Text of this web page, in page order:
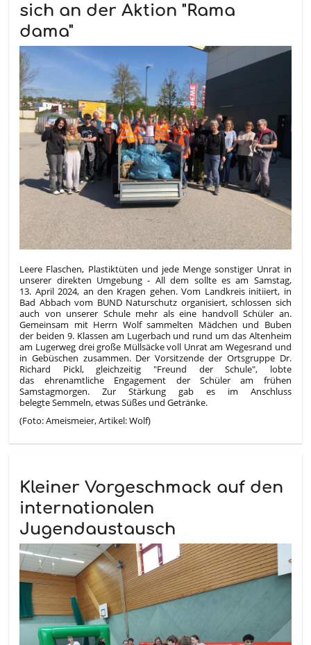
sich an der Aktion "Rama
dama"
Leere Flaschen, Plastiktüten und jede Menge sonstiger Unrat in
unserer direkten Umgebung - All dem sollte es am Samstag,
13. April 2024, an den Kragen gehen. Vom Landkreis initiiert, in
Bad Abbach vom BUND Naturschutz organisiert, schlossen sich
auch von unserer Schule mehr als eine handvoll Schüler an.
Gemeinsam mit Herrn Wolf sammelten Mädchen und Buben
der beiden 9. Klassen am Lugerbach und rund um das Altenheim
am Lugerweg drei große Müllsäcke voll Unrat am Wegesrand und
in Gebüschen zusammen. Der Vorsitzende der Ortsgruppe Dr.
Richard Pickl, gleichzeitig "Freund der Schule", lobte
das ehrenamtliche Engagement der Schüler am frühen
Samstagmorgen. Zur Stärkung gab es im Anschluss
belegte Semmeln, etwas Süßes und Getränke.
(Foto: Ameismeier, Artikel: Wolf)
Kleiner Vorgeschmack auf den
internationalen
Jugendaustausch